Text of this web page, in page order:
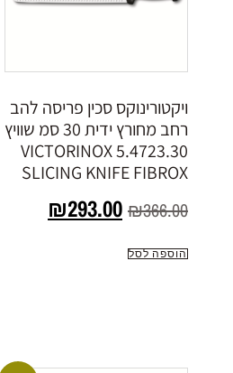
ויקטורינוקס סכין פריסה להב
רחב מחורץ ידית 30 סמ שוויץ
5.4723.30 VICTORINOX
SLICING KNIFE FIBROX
₪366.00
₪293.00
הוספה לסל